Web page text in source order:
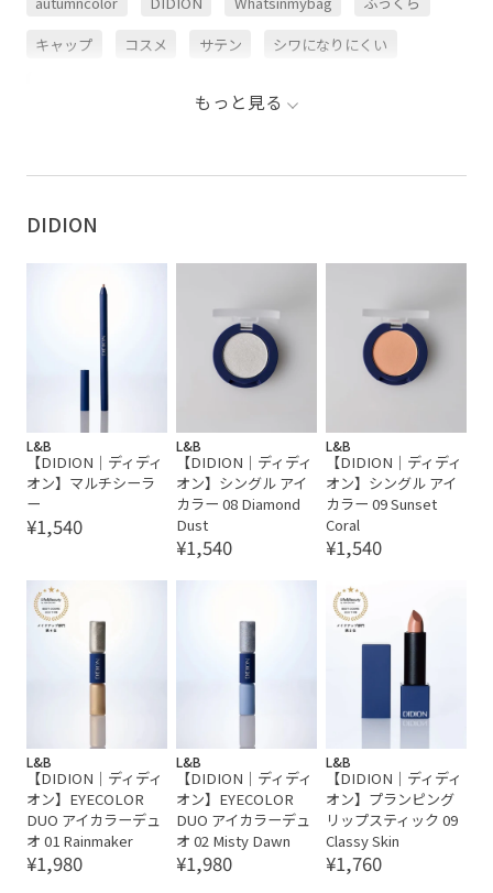
キャップ コスメ サテン シワになりにくい
リップ・グロス 抜け感
もっと見る
DIDION
L&B
【DIDION｜ディディ
オン】マルチシーラ
ー
¥1,540
L&B
【DIDION｜ディディ
オン】シングル アイ
カラー 08 Diamond
Dust
¥1,540
L&B
【DIDION｜ディディ
オン】シングル アイ
カラー 09 Sunset
Coral
¥1,540
L&B
【DIDION｜ディディ
オン】EYECOLOR
DUO アイカラーデュ
オ 01 Rainmaker
¥1,980
L&B
【DIDION｜ディディ
オン】EYECOLOR
DUO アイカラーデュ
オ 02 Misty Dawn
¥1,980
L&B
【DIDION｜ディディ
オン】プランピング
リップスティック 09
Classy Skin
¥1,760